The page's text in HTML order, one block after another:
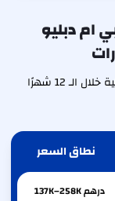
درهم
ام دبليو
استنادًا إلى معاملات سيارات بي ام دبليو الفعلية خلال الـ 12 شهرًا
نطاق السعر
درهم 137K–258K